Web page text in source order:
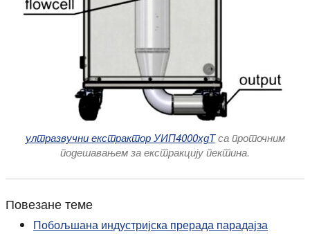
ултразвучни екстрактор УИП4000хдТса проточним
подешавањем за екстракцију пектина.
Повезане теме
Побољшана индустријска прерада парадајза